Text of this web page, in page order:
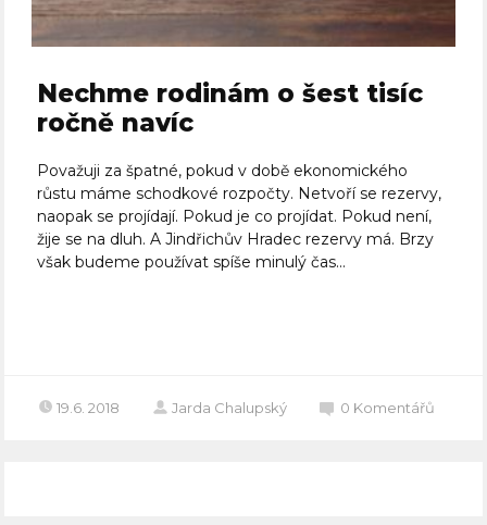
Nechme rodinám o šest tisíc
ročně navíc
Považuji za špatné, pokud v době ekonomického
růstu máme schodkové rozpočty. Netvoří se rezervy,
naopak se projídají. Pokud je co projídat. Pokud není,
žije se na dluh. A Jindřichův Hradec rezervy má. Brzy
však budeme používat spíše minulý čas...
19.6. 2018 Jarda Chalupský 0 Komentářů